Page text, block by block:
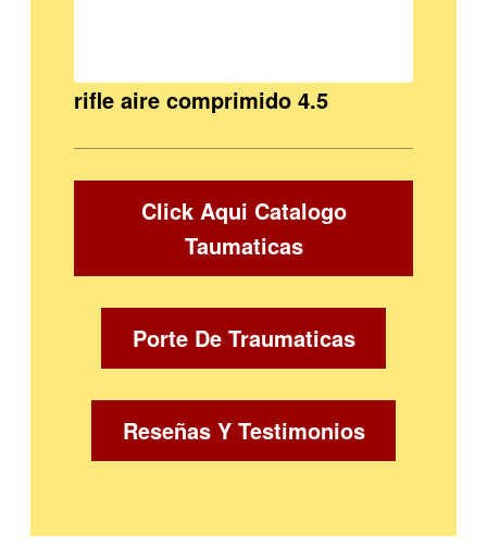
rifle aire comprimido 4.5
Click Aqui Catalogo
Taumaticas
Porte De Traumaticas
Reseñas Y Testimonios